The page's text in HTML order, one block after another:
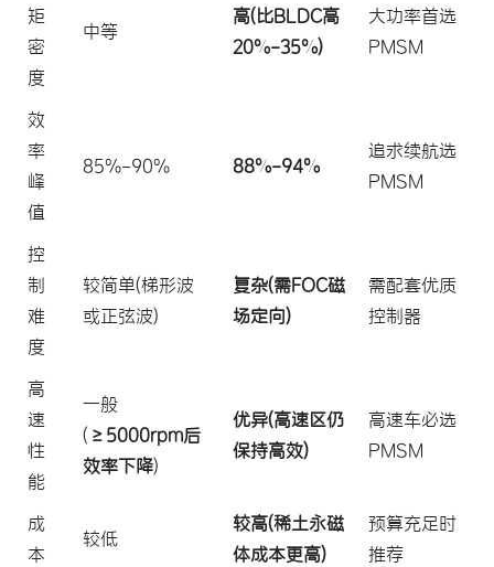
矩
密
度
中等
高(比BLDC高
20%-35%)
大功率首选
PMSM
效
率
峰
值
85%-90% 88%-94%
追求续航选
PMSM
控
制
难
度
较简单(梯形波
或正弦波)
复杂(需FOC磁
场定向)
需配套优质
控制器
高
速
性
能
一般
( ≥5000rpm后
效率下降)
优异(高速区仍
保持高效)
高速车必选
PMSM
成
本
较低
较高(稀土永磁
体成本更高)
预算充足时
推荐